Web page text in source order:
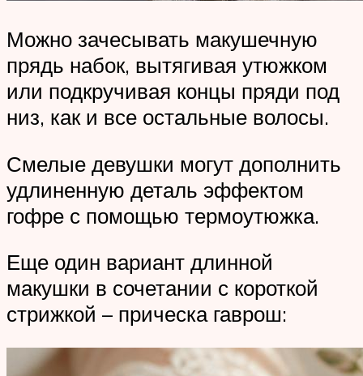
Можно зачесывать макушечную
прядь набок, вытягивая утюжком
или подкручивая концы пряди под
низ, как и все остальные волосы.
Смелые девушки могут дополнить
удлиненную деталь эффектом
гофре с помощью термоутюжка.
Еще один вариант длинной
макушки в сочетании с короткой
стрижкой – прическа гаврош: